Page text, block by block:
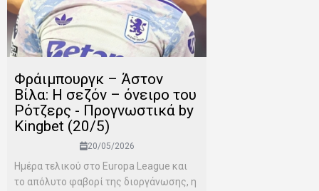
Φράιμπουργκ – Άστον
Βίλα: Η σεζόν – όνειρο του
Ρότζερς - Προγνωστικά by
Kingbet (20/5)
20/05/2026
Ημέρα τελικού στο Europa League και
το απόλυτο φαβορί της διοργάνωσης, η